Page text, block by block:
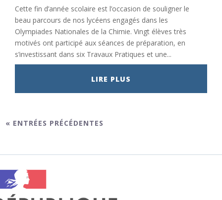
Cette fin d’année scolaire est l’occasion de souligner le
beau parcours de nos lycéens engagés dans les
Olympiades Nationales de la Chimie. Vingt élèves très
motivés ont participé aux séances de préparation, en
s’investissant dans six Travaux Pratiques et une...
LIRE PLUS
« ENTRÉES PRÉCÉDENTES